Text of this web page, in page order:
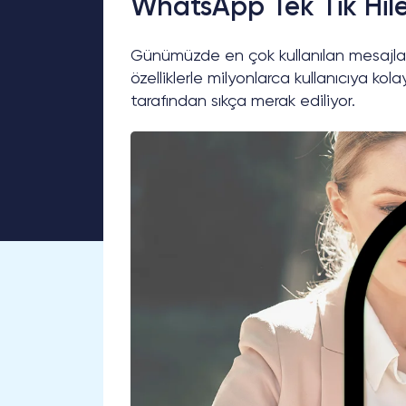
WhatsApp Tek Tik
Günümüzde en çok kullanılan
özelliklerle milyonlarca kullanıcıya
tarafından sıkça merak ediliyor.